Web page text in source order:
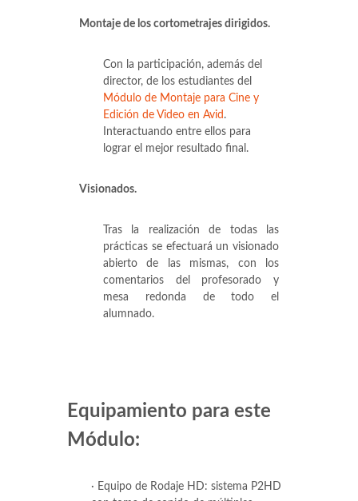
Montaje de los cortometrajes dirigidos.
Con la participación, además del
director, de los estudiantes del
Módulo de Montaje para Cine y
Edición de Video en Avid .
Interactuando entre ellos para
lograr el mejor resultado final.
Visionados.
Tras la realización de todas las
prácticas se efectuará un visionado
abierto de las mismas, con los
comentarios del profesorado y
mesa redonda de todo el
alumnado.
Equipamiento para este
Módulo:
· Equipo de Rodaje HD: sistema P2HD